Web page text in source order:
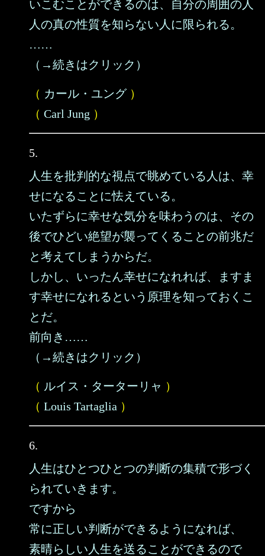
いこむことができるのは、自分の周囲の人
人の真の性質を知らない人に限られる。
……
（→続きはクリック）
（ カール・ユング）
（ Carl Jung ）
5.
人生を批判的な視点で眺めている人は、幸
せになることに怯えている。
いたずらに幸せな気分を味わうのは、その
後でひどい絶望が襲ってくることの前兆だ
と考えてしまうからだ。
しかし、いったん幸せになれれば、ますま
す幸せになれるという原理を知っておくこ
とだ。
前向き……
（→続きはクリック）
（ ルイス・ターターリャ ）
（ Louis Tartaglia ）
6.
人生はひとつひとつの判断の集積で形づく
られていきます。
ですから
常に正しい判断ができるようになれば、
素晴らしい人生を送ることができるので